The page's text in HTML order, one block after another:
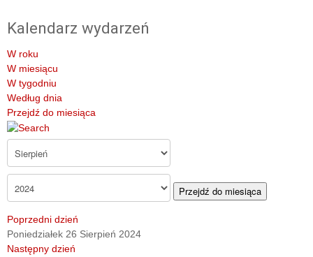
Kalendarz wydarzeń
W roku
W miesiącu
W tygodniu
Według dnia
Przejdź do miesiąca
Przejdź do miesiąca
Poprzedni dzień
Poniedziałek 26 Sierpień 2024
Następny dzień